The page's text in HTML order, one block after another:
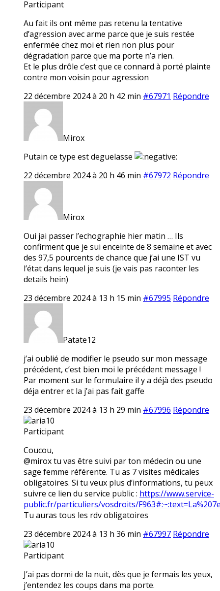
Participant
Au fait ils ont même pas retenu la tentative
d’agression avec arme parce que je suis restée
enfermée chez moi et rien non plus pour
dégradation parce que ma porte n’a rien.
Et le plus drôle c’est que ce connard à porté plainte
contre mon voisin pour agression
22 décembre 2024 à 20 h 42 min #67971 Répondre
Mirox
Putain ce type est deguelasse
22 décembre 2024 à 20 h 46 min #67972 Répondre
Mirox
Oui jai passer l’echographie hier matin … Ils
confirment que je sui enceinte de 8 semaine et avec
des 97,5 pourcents de chance que j’ai une IST vu
l’état dans lequel je suis (je vais pas raconter les
details hein)
23 décembre 2024 à 13 h 15 min #67995 Répondre
Patate12
j’ai oublié de modifier le pseudo sur mon message
précédent, c’est bien moi le précédent message !
Par moment sur le formulaire il y a déjà des pseudo
déja entrer et la j’ai pas fait gaffe
23 décembre 2024 à 13 h 29 min #67996 Répondre
aria10
Participant
Coucou,
@mirox tu vas être suivi par ton médecin ou une
sage femme référente. Tu as 7 visites médicales
obligatoires. Si tu veux plus d’informations, tu peux
suivre ce lien du service public : https://www.service-
public.fr/particuliers/vosdroits/
Tu auras tous les rdv obligatoires
23 décembre 2024 à 13 h 36 min #67997 Répondre
aria10
Participant
J’ai pas dormi de la nuit, dès que je fermais les yeux,
j’entendez les coups dans ma porte.